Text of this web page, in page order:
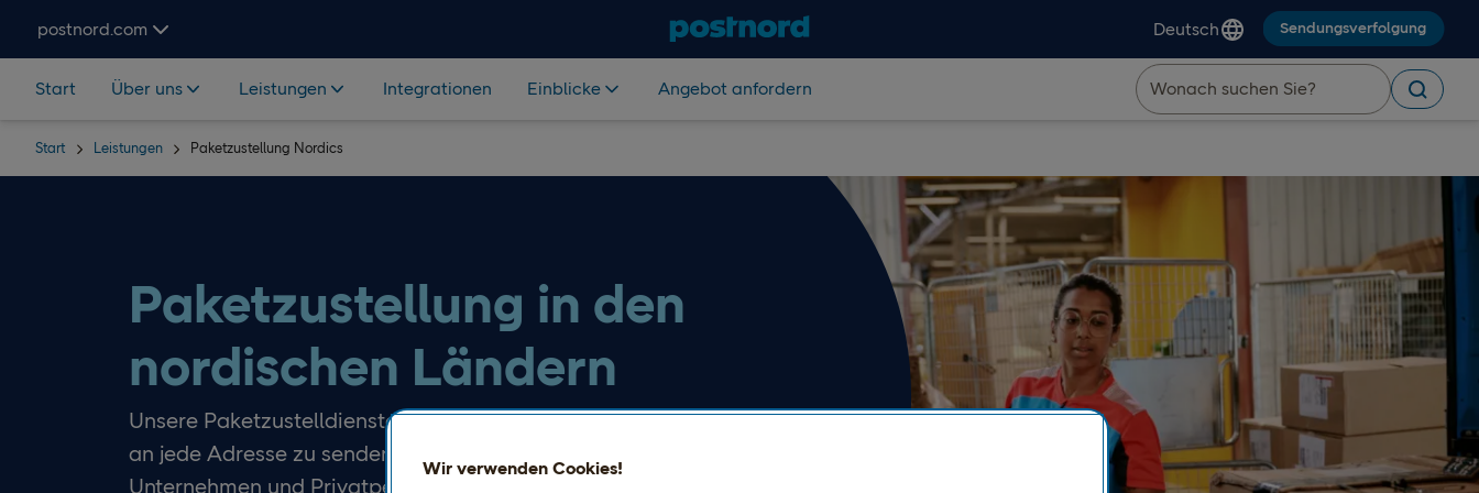
postnord.com
Deutsch Sendungsverfolgung
Start Über uns Leistungen Integrationen Einblicke Angebot anfordern
Start Leistungen Paketzustellung Nordics
Paketzustellung in den
nordischen Ländern
Unsere Paketzustelldienste bieten flexible Möglichkeiten, Pakete
an jede Adresse zu senden. Wir bieten praktische Optionen für
Unternehmen und Privatpersonen.
Wir verwenden Cookies!